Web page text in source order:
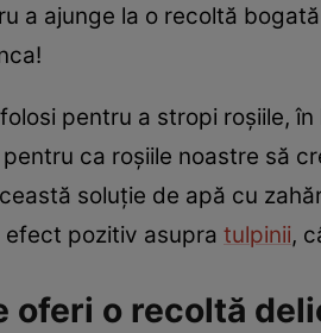
a ajunge la o recoltă
pentru a stropi roșiile,
ca roșiile noastre să
soluție de apă cu
efect pozitiv asupra tulpinii,
oferi o recoltă